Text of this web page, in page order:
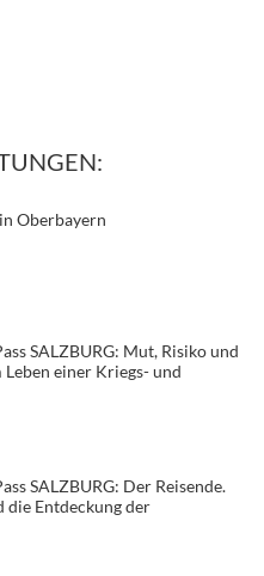
Oberbayern
SALZBURG: Mut, Risiko und
einer Kriegs- und
SALZBURG: Der Reisende.
die Entdeckung der